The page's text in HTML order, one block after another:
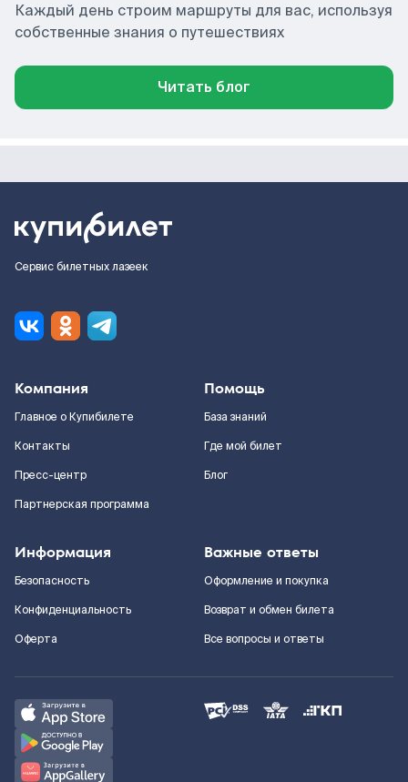
Каждый день строим маршруты для вас, используя
собственные знания о путешествиях
Читать блог
Сервис билетных лазеек
Компания
Главное о Купибилете
Контакты
Пресс-центр
Партнерская программа
Помощь
База знаний
Где мой билет
Блог
Информация
Безопасность
Конфиденциальность
Оферта
Важные ответы
Оформление и покупка
Возврат и обмен билета
Все вопросы и ответы